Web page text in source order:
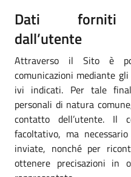
Dati forniti
dall’utente
Attraverso il Sito è
comunicazioni mediante
ivi indicati. Per tale
personali di natura
contatto dell’utente.
facoltativo, ma
inviate, nonché per
ottenere precisazioni in